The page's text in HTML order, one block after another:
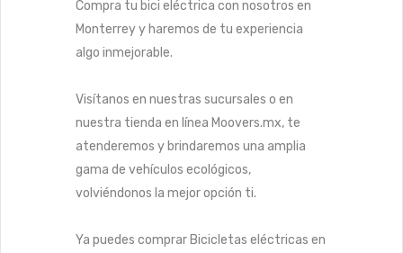
Compra tu bici eléctrica con nosotros en
Monterrey y haremos de tu experiencia
algo inmejorable.
Visítanos en nuestras sucursales o en
nuestra tienda en línea Moovers.mx, te
atenderemos y brindaremos una amplia
gama de vehículos ecológicos,
volviéndonos la mejor opción ti.
Ya puedes comprar Bicicletas eléctricas en